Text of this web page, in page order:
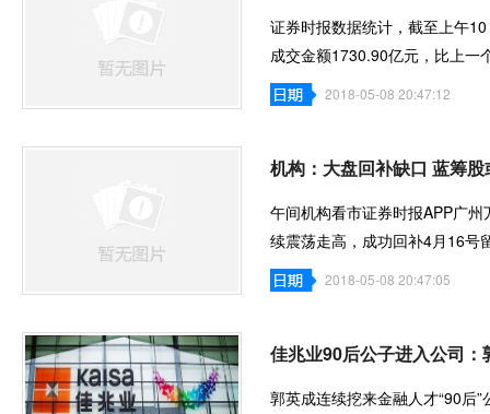
证券时报数据统计，截至上午
成交金额1730.90亿元，比上一
2018-05-08 20:47:12
机构：大盘回补缺口 蓝筹
午间机构看市证券时报APP广
续震荡走高，成功回补4月16号
2018-05-08 20:47:05
佳兆业90后公子进入公司
郭英成连续挖来金融人才“90后